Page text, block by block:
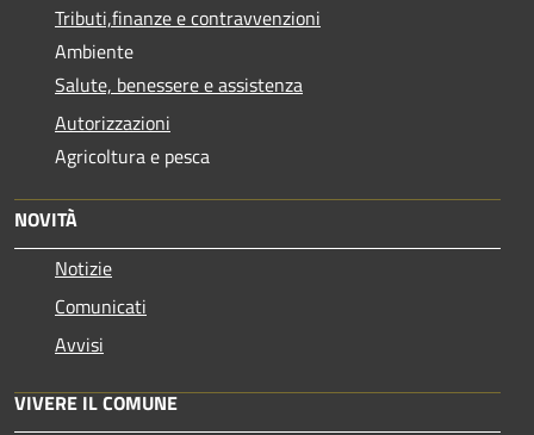
Tributi,finanze e contravvenzioni
Ambiente
Salute, benessere e assistenza
Autorizzazioni
Agricoltura e pesca
NOVITÀ
Notizie
Comunicati
Avvisi
VIVERE IL COMUNE